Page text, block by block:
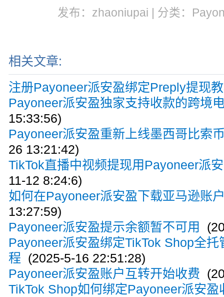
发布：zhaoniupai | 分类：
相关文章:
注册Payoneer派安盈绑定Preply提现
Payoneer派安盈独家支持收款的跨境
15:33:56)
Payoneer派安盈重新上线墨西哥比索
26 13:21:42)
TikTok直播中视频提现用Payoneer派
11-12 8:24:6)
如何在Payoneer派安盈下载亚马逊账
13:27:59)
Payoneer派安盈提示余额暂不可用
Payoneer派安盈绑定TikTok Shop全
程 (2025-5-16 22:51:28)
Payoneer派安盈账户互转开始收费
TikTok Shop如何绑定Payoneer派安盈